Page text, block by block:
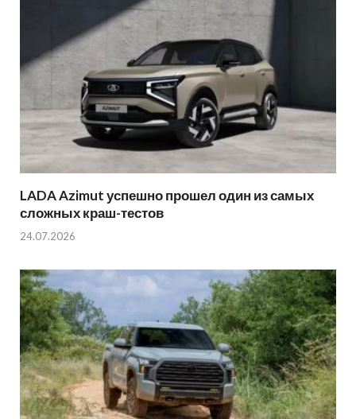
LADA Azimut успешно прошел один из самых
сложных краш-тестов
24.07.2026